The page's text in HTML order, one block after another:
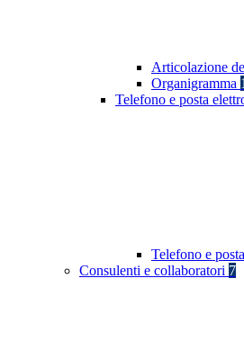
Articolazione
Organigramma 1
Telefono e posta
Telefono e
Consulenti e collaboratori 7